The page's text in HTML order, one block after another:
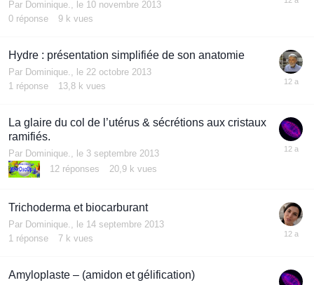
Par Dominique., le 10 novembre 2013
0 réponse 9 k vues
Hydre : présentation simplifiée de son anatomie
Par Dominique., le 22 octobre 2013
1 réponse 13,8 k vues
La glaire du col de l’utérus & sécrétions aux cristaux
ramifiés.
Par Dominique., le 3 septembre 2013
12 réponses 20,9 k vues
Trichoderma et biocarburant
Par Dominique.
le 14 septembre 2013
1 réponse 7 k vues
Amyloplaste – (amidon et gélification)